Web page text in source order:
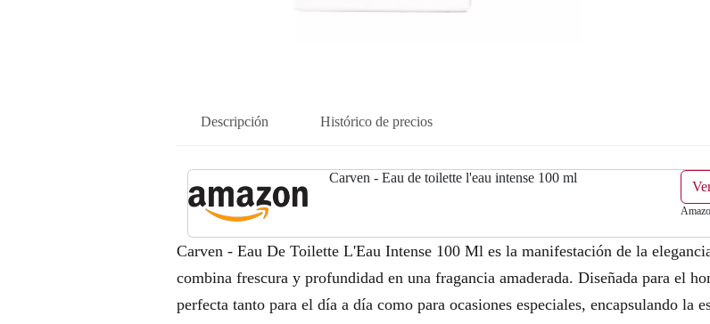
Descripción Histórico de precios
Carven - Eau de toilette l'eau intense 100 ml
Carven - Eau De Toilette L'Eau Intense 100 Ml es la manifestación de la
combina frescura y profundidad en una fragancia amaderada. Diseñada para el
perfecta tanto para el día a día como para ocasiones especiales, encapsulando la